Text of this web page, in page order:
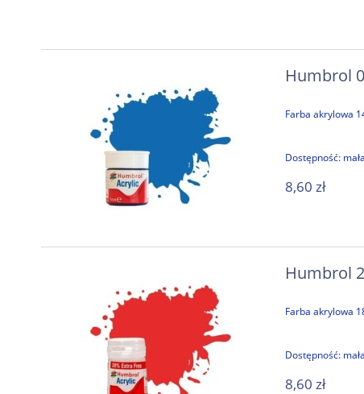
Humbrol
Farba akrylowa
Dostępność:
8,60 zł
Humbrol
Farba akrylowa
Dostępność:
8,60 zł